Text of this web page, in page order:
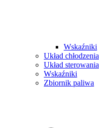
Wskaźniki
Układ chłodzenia
Układ sterowania
Wskaźniki
Zbiornik paliwa